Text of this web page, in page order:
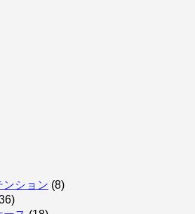
ンション (8)